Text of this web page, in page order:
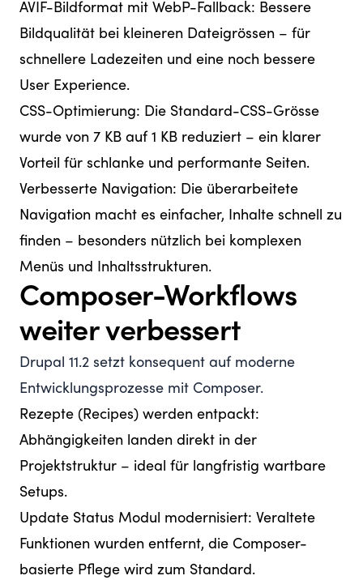
AVIF-Bildformat mit WebP-Fallback: Bessere
Bildqualität bei kleineren Dateigrössen – für
schnellere Ladezeiten und eine noch bessere
User Experience.
CSS-Optimierung: Die Standard-CSS-Grösse
wurde von 7 KB auf 1 KB reduziert – ein klarer
Vorteil für schlanke und performante Seiten.
Verbesserte Navigation: Die überarbeitete
Navigation macht es einfacher, Inhalte schnell zu
finden – besonders nützlich bei komplexen
Menüs und Inhaltsstrukturen.
Composer-Workflows
weiter verbessert
Drupal 11.2 setzt konsequent auf moderne
Entwicklungsprozesse mit Composer.
Rezepte (Recipes) werden entpackt:
Abhängigkeiten landen direkt in der
Projektstruktur – ideal für langfristig wartbare
Setups.
Update Status Modul modernisiert: Veraltete
Funktionen wurden entfernt, die Composer-
basierte Pflege wird zum Standard.